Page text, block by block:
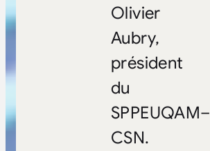
Olivier
Aubry,
président
du
SPPEUQAM–
CSN.